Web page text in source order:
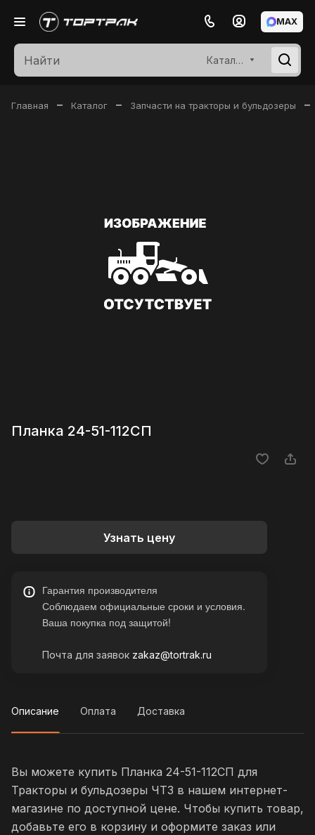
Каталог
MAX
Главная – Каталог – Запчасти на тракторы и бульдозеры –
Планка 24-51-112СП
Узнать цену
Гарантия производителя
Соблюдаем официальные сроки и условия.
Ваша покупка под защитой!
Почта для заявок zakaz@tortrak.ru
Описание Оплата Доставка
Вы можете купить Планка 24-51-112СП для
Тракторы и бульдозеры ЧТЗ в нашем интернет-
магазине по доступной цене. Чтобы купить товар,
добавьте его в корзину и оформите заказ или